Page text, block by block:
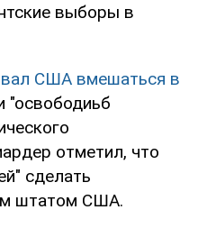
выборы в
США вмешаться в
"освободиьб
отметил, что
сделать
штатом США.